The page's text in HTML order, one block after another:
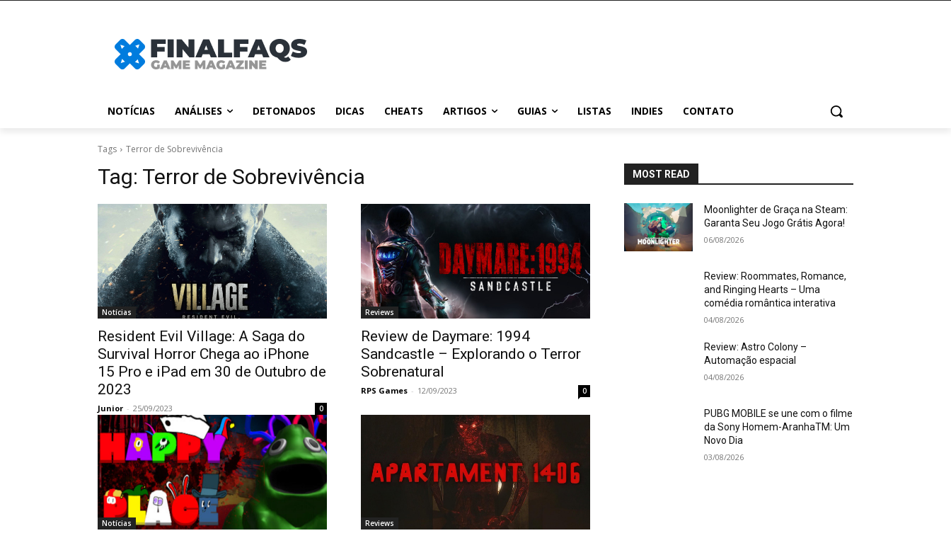
NOTÍCIAS ANÁLISES DETONADOS DICAS CHEATS ARTIGOS GUIAS LISTAS INDIES CONTATO
Tags Terror de Sobrevivência
Tag: Terror de Sobrevivência
Notícias
Resident Evil Village: A Saga do
Survival Horror Chega ao iPhone
15 Pro e iPad em 30 de Outubro de
2023
Junior - 25/09/2023 0
Reviews
Review de Daymare: 1994
Sandcastle – Explorando o Terror
Sobrenatural
RPS Games - 12/09/2023 0
Notícias Reviews
MOST READ
Moonlighter de Graça na Steam:
Garanta Seu Jogo Grátis Agora!
06/08/2026
Review: Roommates, Romance,
and Ringing Hearts – Uma
comédia romântica interativa
04/08/2026
Review: Astro Colony –
Automação espacial
04/08/2026
PUBG MOBILE se une com o filme
da Sony Homem-AranhaTM: Um
Novo Dia
03/08/2026